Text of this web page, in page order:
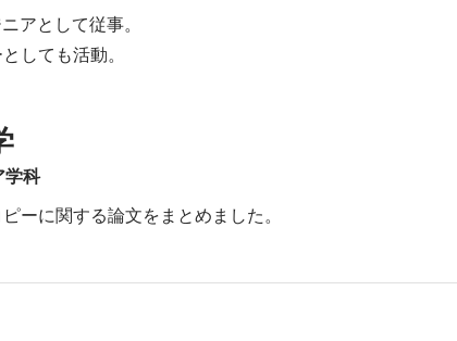
アとして従事。
しても活動。
学科
ーに関する論文をまとめました。